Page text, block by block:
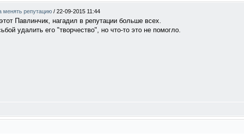
менять репутацию / 22-09-2015 11:44
Павлинчик, нагадил в репутации больше всех.
удалить его "творчество", но что-то это не помогло.